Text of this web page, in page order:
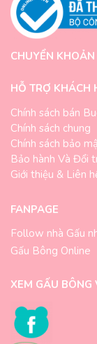
CHUYỂN
HỖ TRỢ KHÁCH
Chính sách bán
Chính sách chung
Chính sách bảo
Bảo hành Và Đổi
Giới thiệu & Liên
FANPAGE
Follow nhà Gấu
Gấu Bông Online
XEM GẤU BÔNG